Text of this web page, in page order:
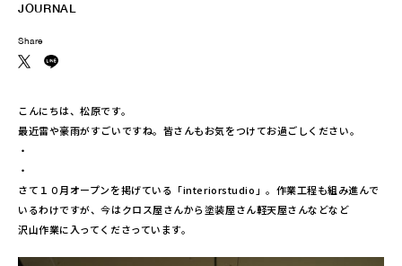
JOURNAL
Share
こんにちは、松原です。
最近雷や豪雨がすごいですね。皆さんもお気をつけてお過ごしください。
・
・
さて１０月オープンを掲げている「interiorstudio」。作業工程も組み進んで
いるわけですが、今はクロス屋さんから塗装屋さん軽天屋さんなどなど
沢山作業に入ってくださっています。